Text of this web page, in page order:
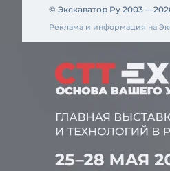
© Экскаватор Ру 2003 —
Реклама и информация на